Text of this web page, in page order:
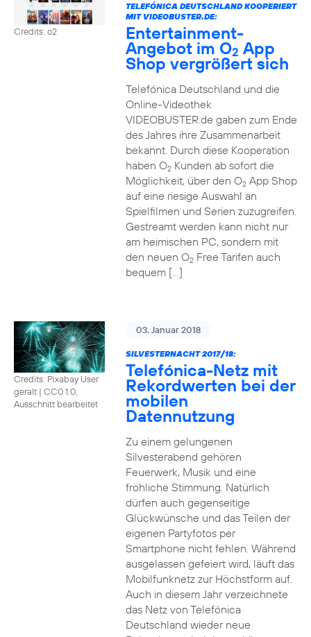
Credits: o2
TELEFÓNICA DEUTSCHLAND KOOPERIERT
MIT VIDEOBUSTER.DE:
Entertainment-
Angebot im O2 App
Shop vergrößert sich
Telefónica Deutschland und die
Online-Videothek
VIDEOBUSTER.de gaben zum Ende
des Jahres ihre Zusammenarbeit
bekannt. Durch diese Kooperation
haben O2Kunden ab sofort die
Möglichkeit, über den O2App Shop
auf eine riesige Auswahl an
Spielfilmen und Serien zuzugreifen.
Gestreamt werden kann nicht nur
am heimischen PC, sondern mit
den neuen O2Free Tarifen auch
bequem […]
Credits: Pixabay User
geralt | CC0 1.0,
Ausschnitt bearbeitet
03. Januar 2018
SILVESTERNACHT 2017/18:
Telefónica-Netz mit
Rekordwerten bei der
mobilen
Datennutzung
Zu einem gelungenen
Silvesterabend gehören
Feuerwerk, Musik und eine
fröhliche Stimmung. Natürlich
dürfen auch gegenseitige
Glückwünsche und das Teilen der
eigenen Partyfotos per
Smartphone nicht fehlen. Während
ausgelassen gefeiert wird, läuft das
Mobilfunknetz zur Höchstform auf.
Auch in diesem Jahr verzeichnete
das Netz von Telefónica
Deutschland wieder neue